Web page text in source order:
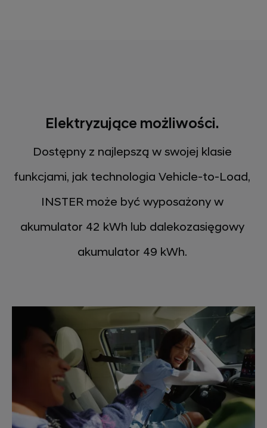
Elektryzujące możliwości.
Dostępny z najlepszą w swojej klasie
funkcjami, jak technologia Vehicle-to-Load,
INSTER może być wyposażony w
akumulator 42 kWh lub dalekozasięgowy
akumulator 49 kWh.